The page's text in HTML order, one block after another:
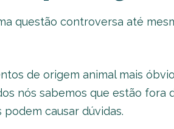
questão controversa até
de origem animal mais
nós sabemos que estão fora
causar dúvidas.